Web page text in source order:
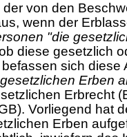
von den
wenn der
"die
diese gesetzlich
sich diese
Erben
Erbrecht
). Vorliegend hat
Erben